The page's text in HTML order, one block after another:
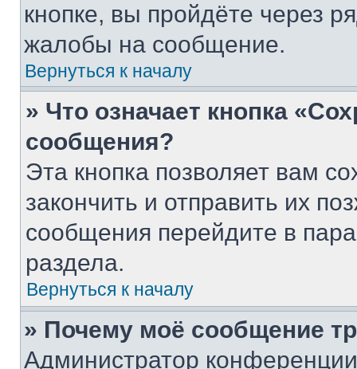
кнопке, вы пройдёте через
жалобы на сообщение.
Вернуться к началу
» Что означает кнопка
сообщения?
Эта кнопка позволяет вам
закончить и отправить их
сообщения перейдите в
раздела.
Вернуться к началу
» Почему моё сообщение
Администратор